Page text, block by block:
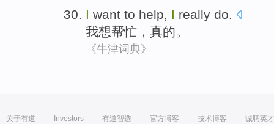
I want to help, I really do.
我想帮忙 ， 真的。
《牛津词典》
关于有道 Investors 有道智选 官方博客 技术博客 诚聘英才